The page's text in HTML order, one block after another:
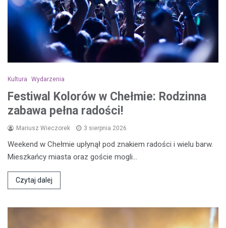
Kultura Wydarzenia
Festiwal Kolorów w Chełmie: Rodzinna
zabawa pełna radości!
Mariusz Wieczorek 3 sierpnia 2026
Weekend w Chełmie upłynął pod znakiem radości i wielu barw.
Mieszkańcy miasta oraz goście mogli…
Czytaj dalej